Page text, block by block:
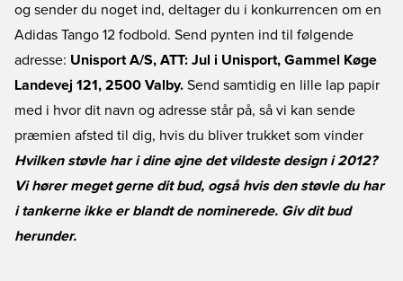
og sender du noget ind, deltager du i konkurrencen om en
Adidas Tango 12 fodbold. Send pynten ind til følgende
adresse: Unisport A/S, ATT: Jul i Unisport, Gammel Køge
Landevej 121, 2500 Valby. Send samtidig en lille lap papir
med i hvor dit navn og adresse står på, så vi kan sende
præmien afsted til dig, hvis du bliver trukket som vinder
Hvilken støvle har i dine øjne det vildeste design i 2012?
Vi hører meget gerne dit bud, også hvis den støvle du har
i tankerne ikke er blandt de nominerede. Giv dit bud
herunder.